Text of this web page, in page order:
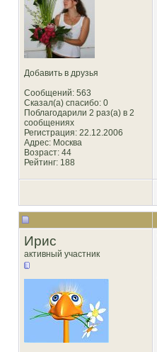
Добавить в друзья
Сообщений: 563
Сказал(а) спасибо: 0
Поблагодарили 2 раз(а) в 2
сообщениях
Регистрация: 22.12.2006
Адрес: Москва
Возраст: 44
Рейтинг: 188
Ирис
активный участник